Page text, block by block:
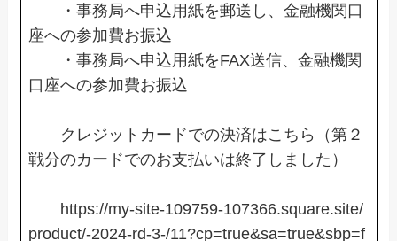
・事務局へ申込用紙を郵送し、金融機関口
座への参加費お振込
・事務局へ申込用紙をFAX送信、金融機関
口座への参加費お振込
クレジットカードでの決済はこちら（第２
戦分のカードでのお支払いは終了しました）
https://my-site-109759-107366.square.site/
product/-2024-rd-3-/11?cp=true&sa=true&sbp=f